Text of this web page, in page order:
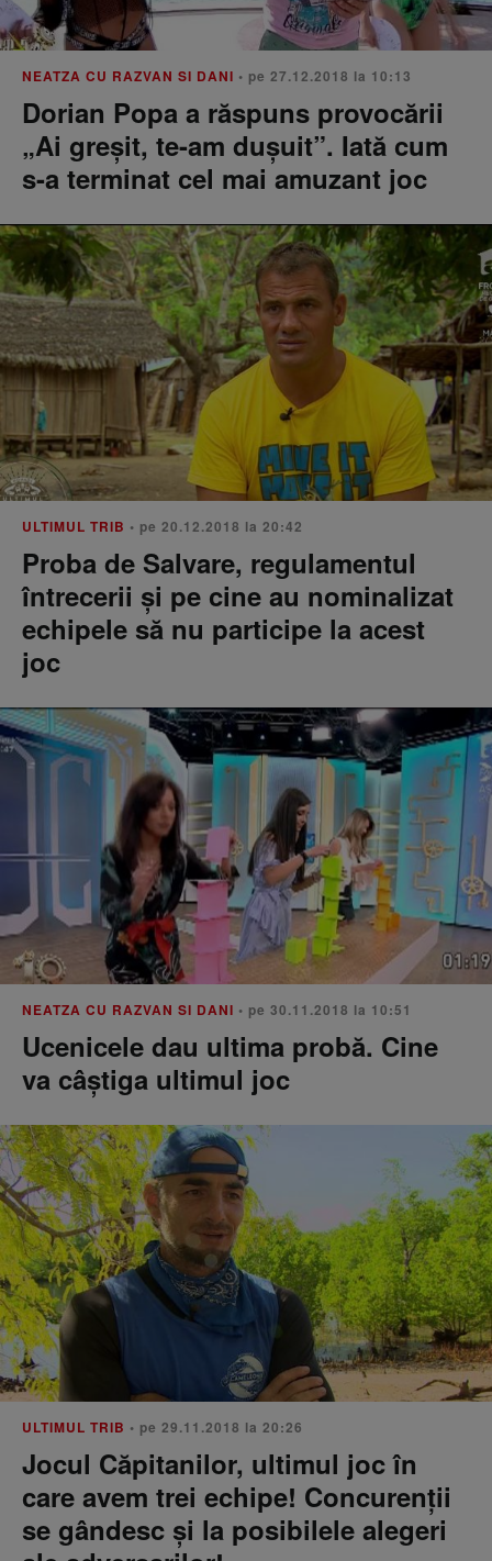
NEATZA CU RAZVAN SI DANI • pe 27.12.2018 la 10:13
Dorian Popa a răspuns provocării
„Ai greșit, te-am dușuit”. Iată cum
s-a terminat cel mai amuzant joc
ULTIMUL TRIB • pe 20.12.2018 la 20:42
Proba de Salvare, regulamentul
întrecerii și pe cine au nominalizat
echipele să nu participe la acest
joc
NEATZA CU RAZVAN SI DANI • pe 30.11.2018 la 10:51
Ucenicele dau ultima probă. Cine
va câștiga ultimul joc
ULTIMUL TRIB • pe 29.11.2018 la 20:26
Jocul Căpitanilor, ultimul joc în
care avem trei echipe! Concurenţii
se gândesc şi la posibilele alegeri